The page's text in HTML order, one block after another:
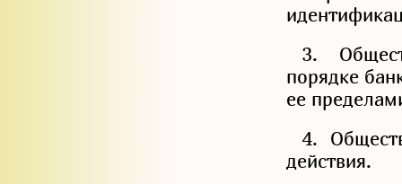
3.
порядке
ее
4.
действия.